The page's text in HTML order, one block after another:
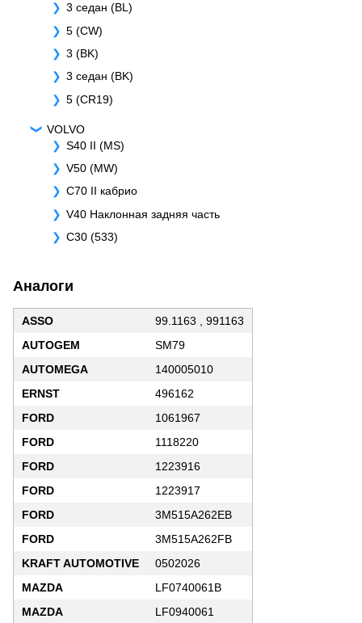
3 седан (BL)
5 (CW)
3 (BK)
3 седан (BK)
5 (CR19)
VOLVO
S40 II (MS)
V50 (MW)
C70 II кабрио
V40 Наклонная задняя часть
C30 (533)
Аналоги
ASSO
99.1163 , 991163
AUTOGEM
SM79
AUTOMEGA
140005010
ERNST
496162
FORD
1061967
FORD
1118220
FORD
1223916
FORD
1223917
FORD
3M515A262EB
FORD
3M515A262FB
KRAFT AUTOMOTIVE
0502026
MAZDA
LF0740061B
MAZDA
LF0940061